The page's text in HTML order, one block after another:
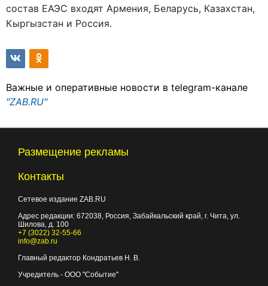
состав ЕАЭС входят Армения, Беларусь, Казахстан,
Кыргызстан и Россия.
Важные и оперативные новости в telegram-канале
"ZAB.RU"
Размещение рекламы
Контакты
Сетевое издание ZAB.RU
Адрес редакции: 672038, Россия, Забайкальский край, г. Чита, ул.
Шилова, д. 100
+7 (3022) 32-55-66
info@zab.ru
Главный редактор Кондратьев Н. В.
Учредитель - ООО "Событие"